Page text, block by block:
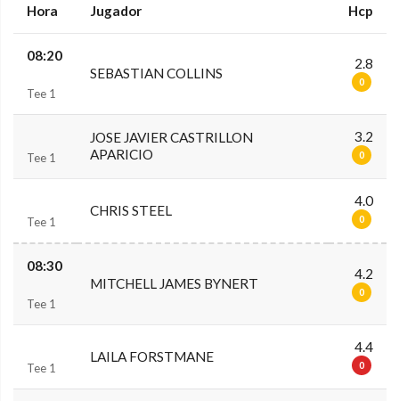
Hora Jugador Hcp
08:20
Tee 1
SEBASTIAN COLLINS
2.8
0
Tee 1
JOSE JAVIER CASTRILLON
APARICIO
3.2
0
Tee 1
CHRIS STEEL
4.0
0
08:30
Tee 1
MITCHELL JAMES BYNERT
4.2
0
Tee 1
LAILA FORSTMANE
4.4
0